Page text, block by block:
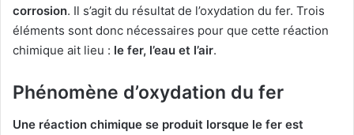
corrosion. Il s’agit du résultat de l’oxydation du fer. Trois
éléments sont donc nécessaires pour que cette réaction
chimique ait lieu : le fer, l’eau et l’air.
Phénomène d’oxydation du fer
Une réaction chimique se produit lorsque le fer est